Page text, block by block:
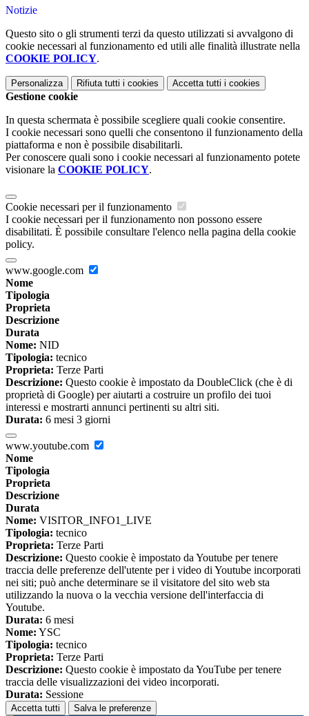
Notizie
Questo sito o gli strumenti terzi da questo utilizzati si avvalgono di
cookie necessari al funzionamento ed utili alle finalità illustrate nella
COOKIE POLICY.
Personalizza Rifiuta tutti i cookies Accetta tutti i cookies
Gestione cookie
In questa schermata è possibile scegliere quali cookie consentire.
I cookie necessari sono quelli che consentono il funzionamento della
piattaforma e non è possibile disabilitarli.
Per conoscere quali sono i cookie necessari al funzionamento potete
visionare la COOKIE POLICY.
Cookie necessari per il funzionamento
I cookie necessari per il funzionamento non possono essere
disabilitati. È possibile consultare l'elenco nella pagina della cookie
policy.
www.google.com
Nome
Tipologia
Proprieta
Descrizione
Durata
Nome: NID
Tipologia: tecnico
Proprieta: Terze Parti
Descrizione: Questo cookie è impostato da DoubleClick (che è di
proprietà di Google) per aiutarti a costruire un profilo dei tuoi
interessi e mostrarti annunci pertinenti su altri siti.
Durata: 6 mesi 3 giorni
www.youtube.com
Nome
Tipologia
Proprieta
Descrizione
Durata
Nome: VISITOR_INFO1_LIVE
Tipologia: tecnico
Proprieta: Terze Parti
Descrizione: Questo cookie è impostato da Youtube per tenere
traccia delle preferenze dell'utente per i video di Youtube incorporati
nei siti; può anche determinare se il visitatore del sito web sta
utilizzando la nuova o la vecchia versione dell'interfaccia di
Youtube.
Durata: 6 mesi
Nome: YSC
Tipologia: tecnico
Proprieta: Terze Parti
Descrizione: Questo cookie è impostato da YouTube per tenere
traccia delle visualizzazioni dei video incorporati.
Durata: Sessione
Accetta tutti Salva le preferenze